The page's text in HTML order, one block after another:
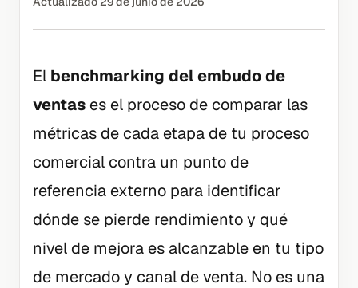
El benchmarking del embudo de
ventas es el proceso de comparar las
métricas de cada etapa de tu proceso
comercial contra un punto de
referencia externo para identificar
dónde se pierde rendimiento y qué
nivel de mejora es alcanzable en tu tipo
de mercado y canal de venta. No es una